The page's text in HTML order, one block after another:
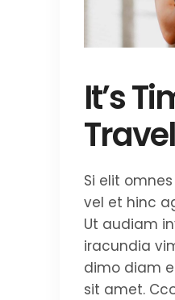
It’s
Travel
Si elit
vel et hinc
Ut audiam
iracundia
dimo diam
sit amet.